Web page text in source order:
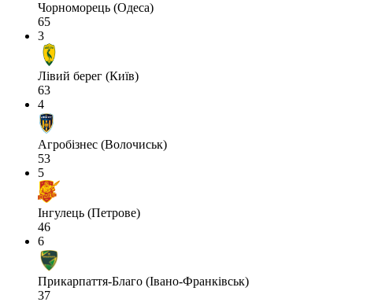
Чорноморець (Одеса)
65
3
Лівий берег (Київ)
63
4
Агробізнес (Волочиськ)
53
5
Інгулець (Петрове)
46
6
Прикарпаття-Благо (Івано-Франківськ)
37